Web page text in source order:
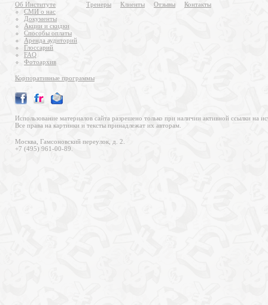
Об Институте
СМИ о нас
Документы
Акции и скидки
Способы оплаты
Аренда аудиторий
Глоссарий
FAQ
Фотоархив
Тренеры Клиенты Отзывы Контакты
Корпоративные программы
Использование материалов сайта разрешено только при наличии активной ссылки на
Все права на картинки и тексты принадлежат их авторам.
Москва, Гамсоновский переулок, д. 2.
+7 (495) 961-00-89.